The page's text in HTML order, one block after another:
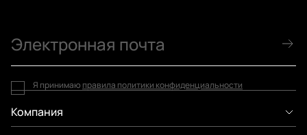
Компания
Я принимаю правила политики конфиденциальности